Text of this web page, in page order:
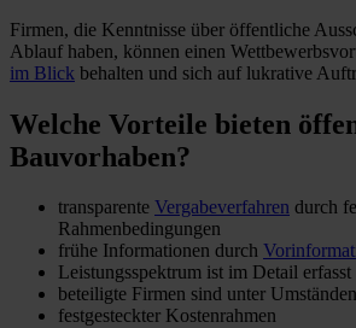
Firmen, die Kenntnisse über öffentliche
Ablauf haben, können einen
im Blick behalten und sich auf lukrative
Welche Vorteile bieten
Bauvorhaben?
transparente Vergabeverfahren durch
Rahmenbedingungen
frühe Informationen durch
Leistungsspektrum ist im Detail erfasst
beteiligte Firmen sind unter
festgesteckter Kostenrahmen